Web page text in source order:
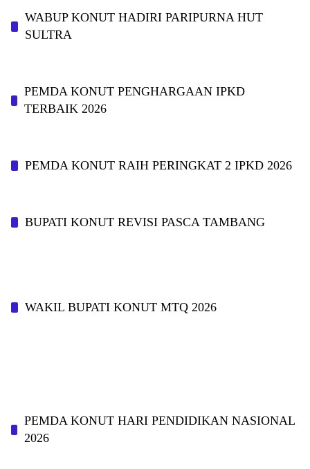
WABUP KONUT HADIRI PARIPURNA HUT
SULTRA
PEMDA KONUT PENGHARGAAN IPKD
TERBAIK 2026
PEMDA KONUT RAIH PERINGKAT 2 IPKD 2026
BUPATI KONUT REVISI PASCA TAMBANG
WAKIL BUPATI KONUT MTQ 2026
PEMDA KONUT HARI PENDIDIKAN NASIONAL
2026